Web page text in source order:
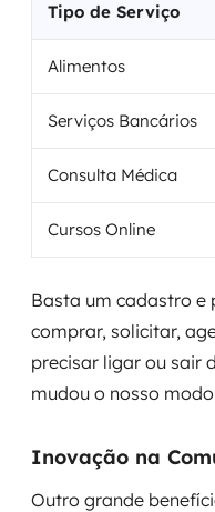
Tipo de Serviço
Alimentos
Serviços Bancários
Consulta Médica
Cursos Online
Basta um cadastro e
comprar, solicitar,
precisar ligar ou sair
mudou o nosso
Inovação na
Outro grande